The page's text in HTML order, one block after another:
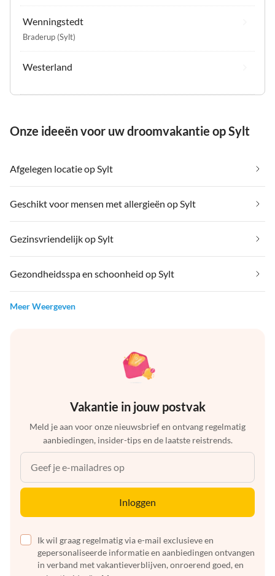
Wenningstedt
Braderup (Sylt)
Westerland
Onze ideeën voor uw droomvakantie op Sylt
Afgelegen locatie op Sylt
Geschikt voor mensen met allergieën op Sylt
Gezinsvriendelijk op Sylt
Gezondheidsspa en schoonheid op Sylt
Meer Weergeven
Vakantie in jouw postvak
Meld je aan voor onze nieuwsbrief en ontvang regelmatig
aanbiedingen, insider-tips en de laatste reistrends.
Inloggen
Ik wil graag regelmatig via e-mail exclusieve en
gepersonaliseerde informatie en aanbiedingen ontvangen
in verband met vakantieverblijven, onroerend goed, en